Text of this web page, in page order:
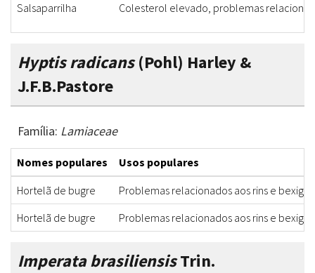
Salsaparrilha Colesterol elevado, problemas
Hyptis radicans(Pohl) Harley &
J.F.B.Pastore
Família: Lamiaceae
Nomes populares
Usos populares
Hortelã de bugre
Problemas relacionados aos rins e bexiga
Hortelã de bugre
Problemas relacionados aos rins e bexiga
Imperata brasiliensisTrin.